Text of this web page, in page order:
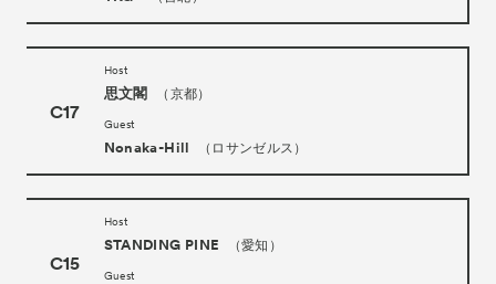
C17
Host
思文閣 （京都）
Guest
Nonaka-Hill （ロサンゼルス）
C15
Host
STANDING PINE （愛知）
Guest